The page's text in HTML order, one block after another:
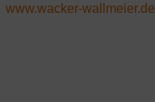
www.wacker-wallmeier.de